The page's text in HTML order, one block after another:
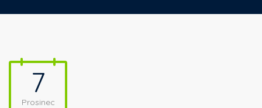
7
Prosinec